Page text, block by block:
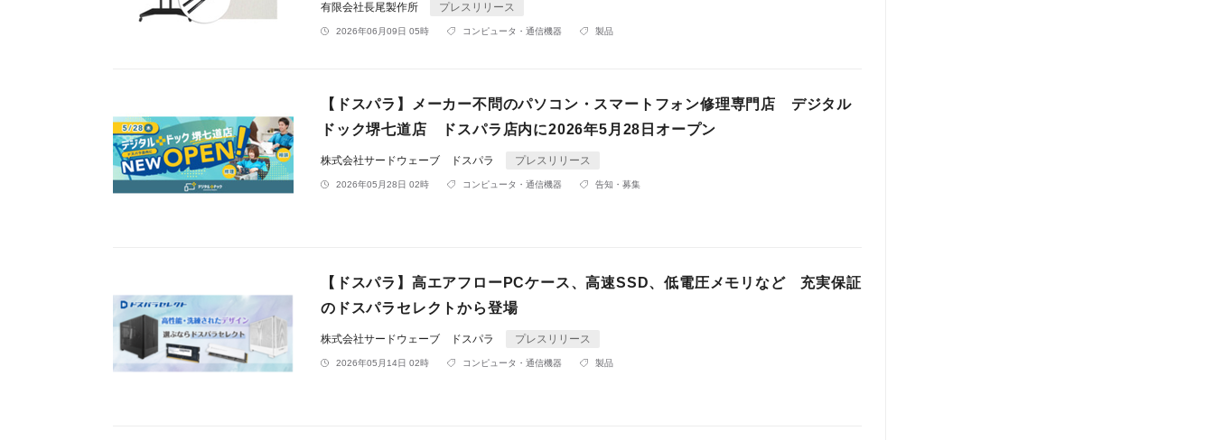
有限会社長尾製作所 プレスリリース
2026年06月09日 05時 コンピュータ・通信機器 製品
【ドスパラ】メーカー不問のパソコン・スマートフォン修理専門店 デジタル
ドック堺七道店 ドスパラ店内に2026年5月28日オープン
株式会社サードウェーブ ドスパラ プレスリリース
2026年05月28日 02時 コンピュータ・通信機器 告知・募集
【ドスパラ】高エアフローPCケース、高速SSD、低電圧メモリなど 充実保証
のドスパラセレクトから登場
株式会社サードウェーブ ドスパラ プレスリリース
2026年05月14日 02時 コンピュータ・通信機器 製品